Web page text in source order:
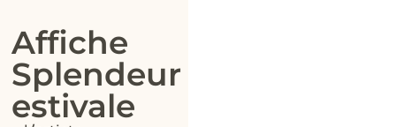
Affiche
Splendeur
estivale